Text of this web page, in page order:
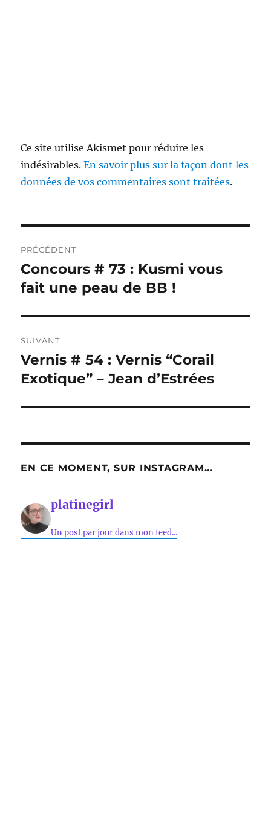
Ce site utilise Akismet pour réduire les
indésirables.En savoir plus sur la façon dont les
données de vos commentaires sont traitées.
de
l’article
PRÉCÉDENT
Publication
précédente :
Concours # 73 : Kusmi vous
fait une peau de BB !
SUIVANT
Publication
suivante :
Vernis # 54 : Vernis “Corail
Exotique” – Jean d’Estrées
EN CE MOMENT, SUR INSTAGRAM…
platinegirl
Un post par jour dans mon feed...